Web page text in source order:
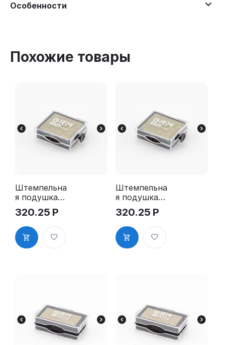
Особенности
Похожие товары
Штемпельна
я подушка
для GRM
4925 2Pads
320.25 Р
Штемпельна
я подушка
для GRM
4925 2Pads,
синяя
320.25 Р